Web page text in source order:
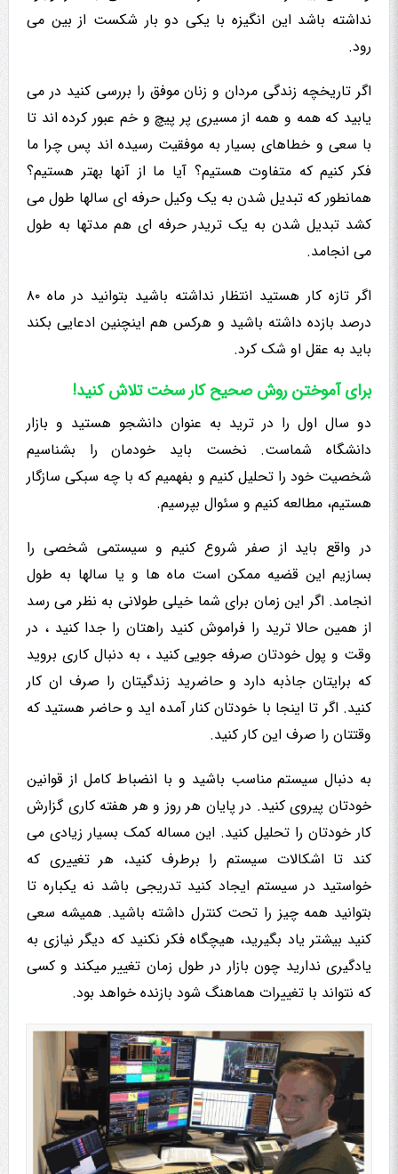
نداشته باشد این انگیزه با یکی دو بار شکست از بین می
رود.
اگر تاریخچه زندگی مردان و زنان موفق را بررسی کنید در می
یابید که همه و همه از مسیری پر پیچ و خم عبور کرده اند تا
با سعی و خطاهای بسیار به موفقیت رسیده اند پس چرا ما
فکر کنیم که متفاوت هستیم؟ آیا ما از آنها بهتر هستیم؟
همانطور که تبدیل شدن به یک وکیل حرفه ای سالها طول می
کشد تبدیل شدن به یک تریدر حرفه ای هم مدتها به طول
می انجامد.
اگر تازه کار هستید انتظار نداشته باشید بتوانید در ماه ۸۰
درصد بازده داشته باشید و هرکس هم اینچنین ادعایی بکند
باید به عقل او شک کرد.
برای آموختن روش صحیح کار سخت تلاش کنید!
دو سال اول را در ترید به عنوان دانشجو هستید و بازار
دانشگاه شماست. نخست باید خودمان را بشناسیم
شخصیت خود را تحلیل کنیم و بفهمیم که با چه سبکی سازگار
هستیم، مطالعه کنیم و سئوال بپرسیم.
در واقع باید از صفر شروع کنیم و سیستمی شخصی را
بسازیم این قضیه ممکن است ماه ها و یا سالها به طول
انجامد. اگر این زمان برای شما خیلی طولانی به نظر می رسد
از همین حالا ترید را فراموش کنید راهتان را جدا کنید ، در
وقت و پول خودتان صرفه جویی کنید ، به دنبال کاری بروید
که برایتان جاذبه دارد و حاضرید زندگیتان را صرف ان کار
کنید. اگر تا اینجا با خودتان کنار آمده اید و حاضر هستید که
وقتتان را صرف این کار کنید.
به دنبال سیستم مناسب باشید و با انضباط کامل از قوانین
خودتان پیروی کنید. در پایان هر روز و هر هفته کاری گزارش
کار خودتان را تحلیل کنید. این مساله کمک بسیار زیادی می
کند تا اشکالات سیستم را برطرف کنید، هر تغییری که
خواستید در سیستم ایجاد کنید تدریجی باشد نه یکباره تا
بتوانید همه چیز را تحت کنترل داشته باشید. همیشه سعی
کنید بیشتر یاد بگیرید، هیچگاه فکر نکنید که دیگر نیازی به
یادگیری ندارید چون بازار در طول زمان تغییر میکند و کسی
که نتواند با تغییرات هماهنگ شود بازنده خواهد بود.